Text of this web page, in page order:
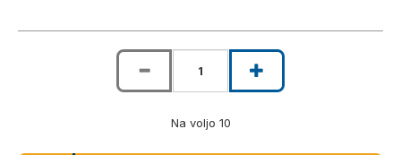
Na voljo 10